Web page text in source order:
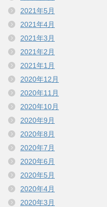
2021年5月
2021年4月
2021年3月
2021年2月
2021年1月
2020年12月
2020年11月
2020年10月
2020年9月
2020年8月
2020年7月
2020年6月
2020年5月
2020年4月
2020年3月